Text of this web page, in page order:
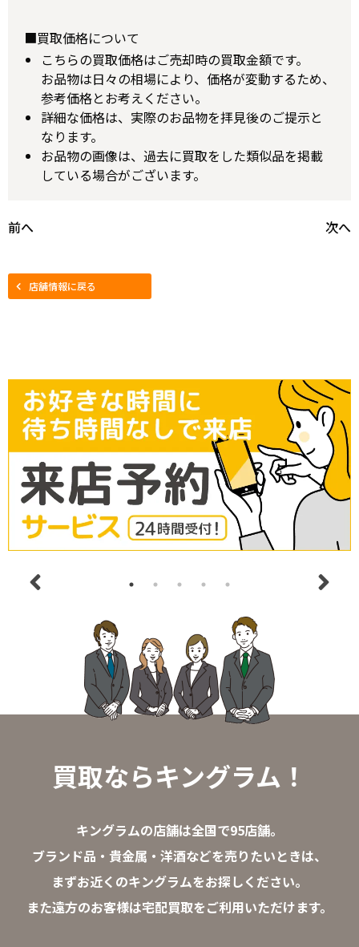
■買取価格について
こちらの買取価格はご売却時の買取金額です。
お品物は日々の相場により、価格が変動するため、
参考価格とお考えください。
詳細な価格は、実際のお品物を拝見後のご提示と
なります。
お品物の画像は、過去に買取をした類似品を掲載
している場合がございます。
前へ 次へ
店舗情報に戻る
買取ならキングラム！
キングラムの店舗は全国で95店舗。
ブランド品・貴金属・洋酒などを売りたいときは、
まずお近くのキングラムをお探しください。
また遠方のお客様は宅配買取をご利用いただけます。